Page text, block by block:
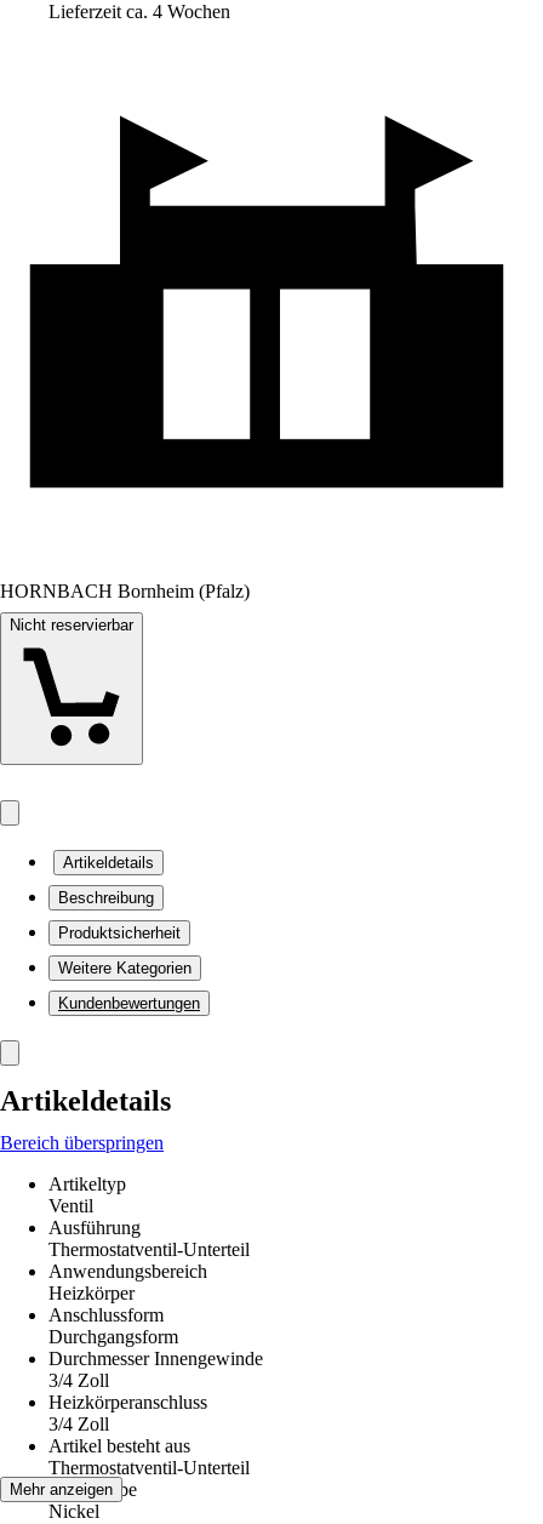
Lieferzeit ca. 4 Wochen
HORNBACH Bornheim (Pfalz)
Nicht reservierbar
Artikeldetails
Beschreibung
Produktsicherheit
Weitere Kategorien
Kundenbewertungen
Artikeldetails
Bereich überspringen
Artikeltyp
Ventil
Ausführung
Thermostatventil-Unterteil
Anwendungsbereich
Heizkörper
Anschlussform
Durchgangsform
Durchmesser Innengewinde
3/4 Zoll
Heizkörperanschluss
3/4 Zoll
Artikel besteht aus
Thermostatventil-Unterteil
Grundfarbe
Nickel
Mehr anzeigen